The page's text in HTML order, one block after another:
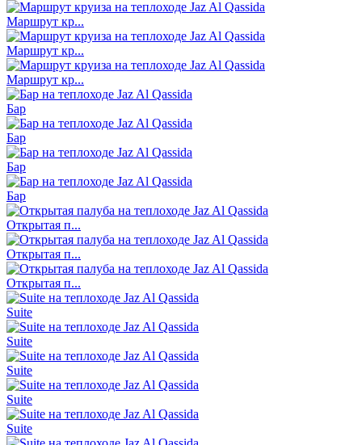
Маршрут кр...
Маршрут кр...
Маршрут кр...
Бар
Бар
Бар
Бар
Открытая п...
Открытая п...
Открытая п...
Suite
Suite
Suite
Suite
Suite